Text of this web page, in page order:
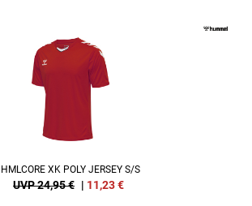
HMLCORE XK POLY JERSEY S/S
UVP 24,95 € | 11,23€